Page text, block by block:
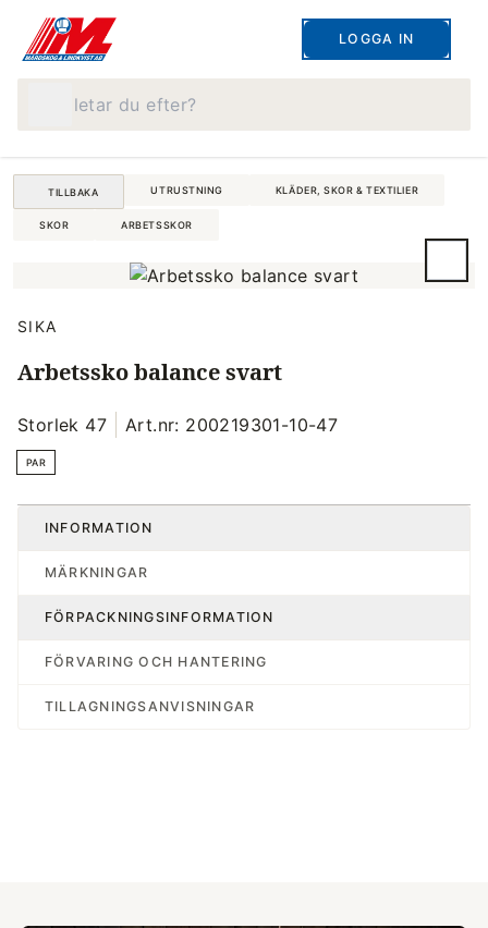
LOGGA IN
TILLBAKA UTRUSTNING KLÄDER, SKOR & TEXTILIER
SKOR ARBETSSKOR
SIKA
Arbetssko balance svart
Storlek 47 Art.nr: 200219301-10-47
PAR
INFORMATION
MÄRKNINGAR
FÖRPACKNINGSINFORMATION
FÖRVARING OCH HANTERING
TILLAGNINGSANVISNINGAR